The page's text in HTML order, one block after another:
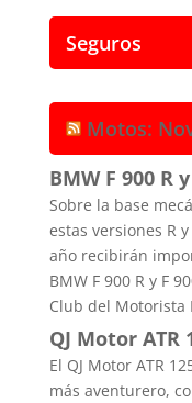
Seguros
Motos:
BMW F 900 R
Sobre la base
estas versiones R
año recibirán
BMW F 900 R y F
Club del Motorista
QJ Motor
El QJ Motor ATR
más aventurero,